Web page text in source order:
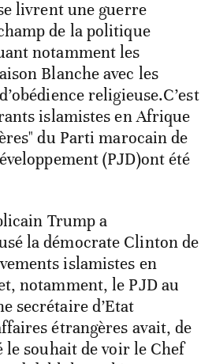
livrent une guerre
de la politique
notamment les
Blanche avec les
religieuse.C’est
islamistes en Afrique
du Parti marocain de
(PJD)ont été
Trump a
la démocrate Clinton de
islamistes en
notamment, le PJD au
secrétaire d’Etat
étrangères avait, de
souhait de voir le Chef